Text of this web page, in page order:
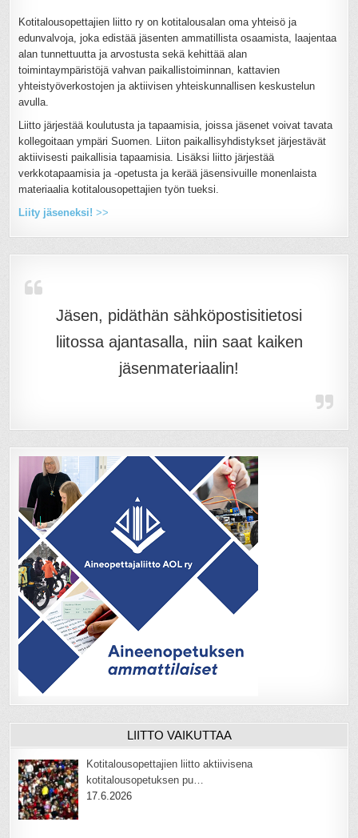
Kotitalousopettajien liitto ry on kotitalousalan oma yhteisö ja
edunvalvoja, joka edistää jäsenten ammatillista osaamista, laajentaa
alan tunnettuutta ja arvostusta sekä kehittää alan
toimintaympäristöjä vahvan paikallistoiminnan, kattavien
yhteistyöverkostojen ja aktiivisen yhteiskunnallisen keskustelun
avulla.
Liitto järjestää koulutusta ja tapaamisia, joissa jäsenet voivat tavata
kollegoitaan ympäri Suomen. Liiton paikallisyhdistykset järjestävät
aktiivisesti paikallisia tapaamisia. Lisäksi liitto järjestää
verkkotapaamisia ja -opetusta ja kerää jäsensivuille monenlaista
materiaalia kotitalousopettajien työn tueksi.
Liity jäseneksi! >>
Jäsen, pidäthän sähköpostisitietosi
liitossa ajantasalla, niin saat kaiken
jäsenmateriaalin!
LIITTO VAIKUTTAA
Kotitalousopettajien liitto aktiivisena
kotitalousopetuksen pu…
17.6.2026